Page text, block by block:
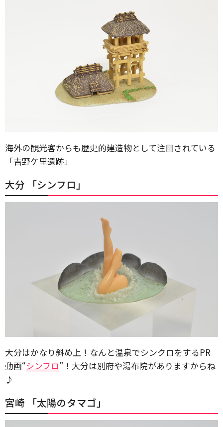
海外の観光客からも歴史的建造物として注目されている
「吉野ケ里遺跡」
大分 「シンフロ」
大分はかなり斜め上！なんと温泉でシンクロをするPR
動画“シンフロ”！大分は別府や湯布院がありますからね
♪
宮崎 「太陽のタマゴ」